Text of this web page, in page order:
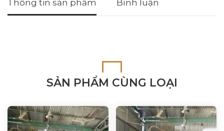
Thông tin sản phẩm Bình luận
SẢN PHẨM CÙNG LOẠI